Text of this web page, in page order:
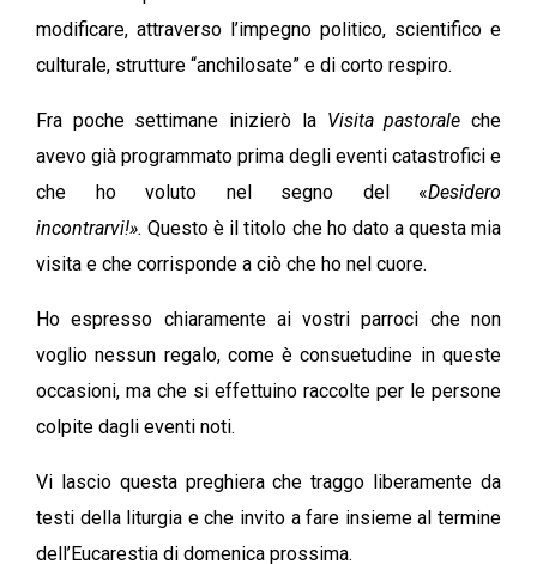
modificare, attraverso l’impegno politico, scientifico e
culturale, strutture “anchilosate” e di corto respiro.
Fra poche settimane inizierò la Visita pastorale che
avevo già programmato prima degli eventi catastrofici e
che ho voluto nel segno del «Desidero
incontrarvi!». Questo è il titolo che ho dato a questa mia
visita e che corrisponde a ciò che ho nel cuore.
Ho espresso chiaramente ai vostri parroci che non
voglio nessun regalo, come è consuetudine in queste
occasioni, ma che si effettuino raccolte per le persone
colpite dagli eventi noti.
Vi lascio questa preghiera che traggo liberamente da
testi della liturgia e che invito a fare insieme al termine
dell’Eucarestia di domenica prossima.